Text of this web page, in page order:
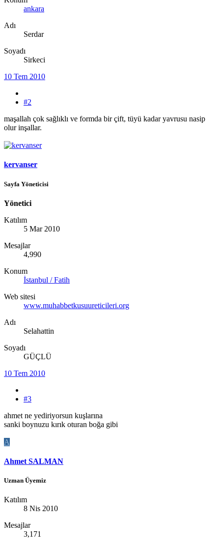
ankara
Adı
Serdar
Soyadı
Sirkeci
10 Tem 2010
#2
maşallah çok sağlıklı ve formda bir çift, tüyü kadar yavrusu nasip
olur inşallar.
kervanser
Sayfa Yöneticisi
Yönetici
Katılım
5 Mar 2010
Mesajlar
4,990
Konum
İstanbul / Fatih
Web sitesi
www.muhabbetkusuureticileri.org
Adı
Selahattin
Soyadı
GÜÇLÜ
10 Tem 2010
#3
ahmet ne yediriyorsun kuşlarına
sanki boynuzu kırık oturan boğa gibi
A
Ahmet SALMAN
Uzman Üyemiz
Katılım
8 Nis 2010
Mesajlar
3,171